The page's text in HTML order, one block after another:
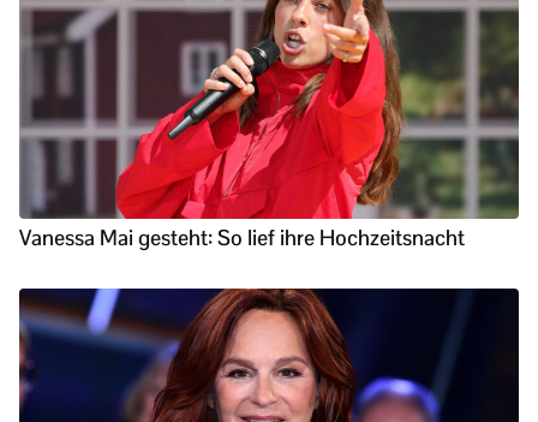
Vanessa Mai gesteht: So lief ihre Hochzeitsnacht